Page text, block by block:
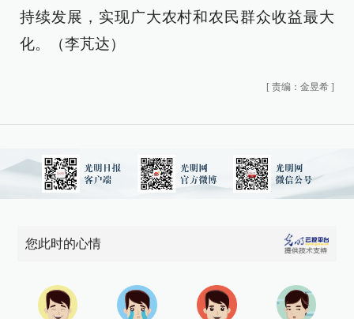
持续发展，实现广大农村和农民群众收益最大
化。（李芃达）
[ 责编：金昱希 ]
您此时的心情